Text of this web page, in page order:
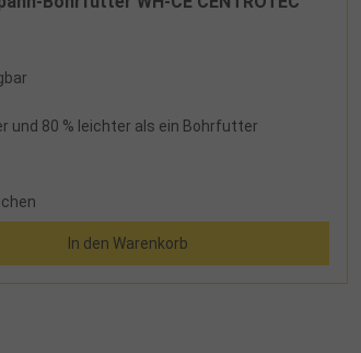
und 80 % leichter als ein Bohrfutter
In den Warenkorb